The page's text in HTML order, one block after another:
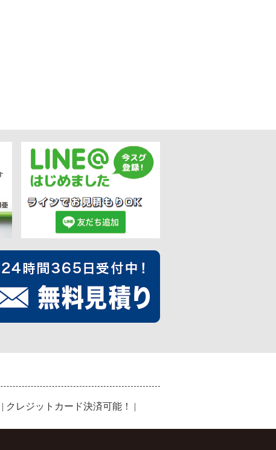
| クレジットカード決済可能！ |